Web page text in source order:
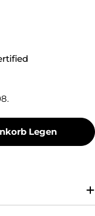
Kit
Toner Toner-
Legen